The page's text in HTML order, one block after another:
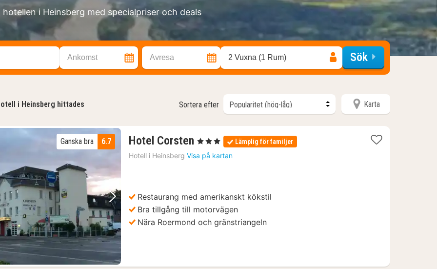
i Heinsberg med specialpriser och deals
Ankomst Avresa 2 Vuxna (1 Rum) Sök
i Heinsberg hittades Sortera efter Karta
Föregående bild Nästa bild
6.7
Ganska bra Hotel Corsten 1
natt
från
, 3 Stjärnor Lämplig för familjer
Hotell i Heinsberg Visa på kartan
Restaurang med amerikanskt kökstil
Bra tillgång till motorvägen
Nära Roermond och gränstriangeln